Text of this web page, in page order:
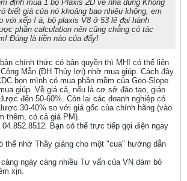
định mua 1 bộ Plaxis 2D về nhà dùng Không
biết giá của nó khoảng bao nhiêu khộng, em
với xếp ! à, bộ plaxis V8 ở 53 lê đại hành
phần calculation nên cũng chẳng có tác
Đúng là tiền nào của đấy!
chính thức có bản quyền thì MHI có thể liên
Mẫn (ĐH Thủy lợi) nhờ mua giúp. Cách đây
bọn mình có mua phần mềm của Geo-Slope
giúp. Về giá cả, nếu là cơ sở đào tạo, giáo
đến 50-60%. Còn lại các doanh nghiệp có
30-40% so với giá gốc của chính hãng (vào
thêm, có cả giá PM).
Bạn có thể trực tiếp gọi điện ngay
thể nhờ Thầy giảng cho một "cua" hướng dẫn
ngày càng nhiều Tư vấn của VN dám bỏ
xịn.